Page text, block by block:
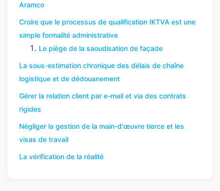
Aramco
Croire que le processus de qualification IKTVA est une
simple formalité administrative
Le piège de la saoudisation de façade
La sous-estimation chronique des délais de chaîne
logistique et de dédouanement
Gérer la relation client par e-mail et via des contrats
rigides
Négliger la gestion de la main-d'œuvre tierce et les
visas de travail
La vérification de la réalité